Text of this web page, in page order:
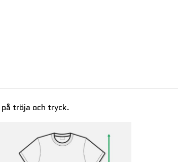
tröja och tryck.